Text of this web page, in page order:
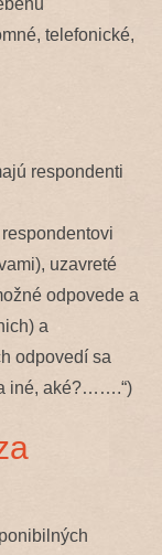
telefonické,
respondenti
uzavreté
odpovede a
a
odpovedí sa
iné, aké?…….“)